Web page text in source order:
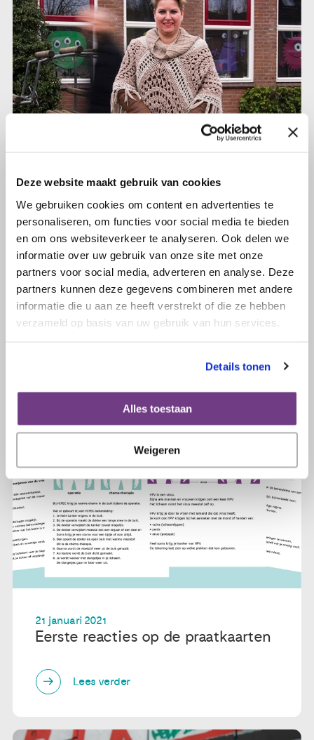
Deze website maakt gebruik van cookies
We gebruiken cookies om content en advertenties te
personaliseren, om functies voor social media te bieden
en om ons websiteverkeer te analyseren. Ook delen we
informatie over uw gebruik van onze site met onze
partners voor social media, adverteren en analyse. Deze
partners kunnen deze gegevens combineren met andere
informatie die u aan ze heeft verstrekt of die ze hebben
verzameld op basis van uw gebruik van hun services.
Details tonen
Alles toestaan
Weigeren
25 januari 2021
Uit VROUW van de Telegraaf:
'Amanta kreeg op haar 33ste
baarmoederhalskanker: De klap
kwam later'
Lees verder
21 januari 2021
Eerste reacties op de praatkaarten
Lees verder